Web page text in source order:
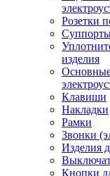
Розетки
изделия
Основные
Клавиши
Накладки
Рамки
Звонки
Изделия
Кнопки